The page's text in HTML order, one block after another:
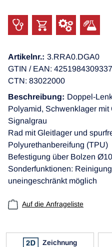
Artikelnr.: 3.RRA0.DGA0
GTIN / EAN: 4251984309337
CTN: 83022000
Beschreibung: Doppel-
Polyamid, Schwenklager mit
Signalgrau
Rad mit Gleitlager und
Polyurethanbereifung (TPU)
Befestigung über Bolzen
Sonderfunktionen:
uneingeschränkt möglich
Auf die Anfrageliste
Zeichnung